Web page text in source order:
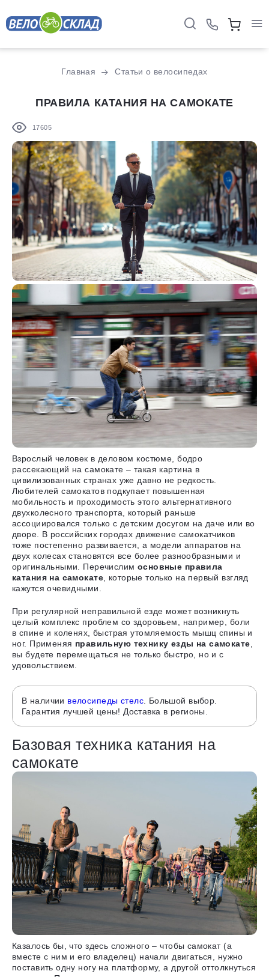
Главная Статьи о велосипедах
ПРАВИЛА КАТАНИЯ НА САМОКАТЕ
17605
Взрослый человек в деловом костюме, бодро
рассекающий на самокате – такая картина в
цивилизованных странах уже давно не редкость.
Любителей самокатов подкупает повышенная
мобильность и проходимость этого альтернативного
двухколесного транспорта, который раньше
ассоциировался только с детским досугом на даче или во
дворе. В российских городах движение самокатчиков
тоже постепенно развивается, а модели аппаратов на
двух колесах становятся все более разнообразными и
оригинальными. Перечислим основные правила
катания на самокате, которые только на первый взгляд
кажутся очевидными.
При регулярной неправильной езде может возникнуть
целый комплекс проблем со здоровьем
, например, боли
в спине и коленях, быстрая утомляемость мышц спины и
ног. Применяя правильную технику езды на самокате
вы будете перемещаться не только быстро, но и с
удовольствием.
В наличии велосипеды стелс. Большой выбор.
Гарантия лучшей цены! Доставка в регионы.
Базовая техника катания на
самокате
Казалось бы, что здесь сложного – чтобы самокат (а
вместе с ним и его владелец) начали двигаться, нужно
поставить одну ногу на платформу, а другой оттолкнуться